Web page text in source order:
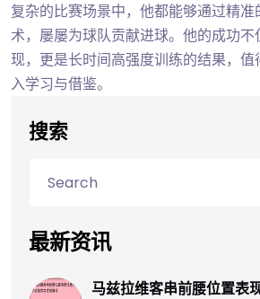
复杂的比赛场景中，他都能够通过精
术，屡屡为球队贡献进球。他的成功
现，更是长时间高强度训练的结果，
入学习与借鉴。
搜索
最新资讯
马兹拉维客串前腰位置表